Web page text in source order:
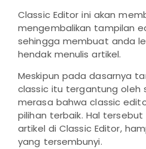
Classic Editor ini akan
mengembalikan tampilan
sehingga membuat anda
hendak menulis artikel.
Meskipun pada dasarnya
classic itu tergantung oleh
merasa bahwa classic
pilihan terbaik. Hal
artikel di Classic Editor,
yang tersembunyi.